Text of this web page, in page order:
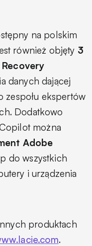
na polskim
również objęty 3
danych dającej
zespołu ekspertów
Dodatkowo
można
Adobe
do wszystkich
i urządzenia
produktach
.